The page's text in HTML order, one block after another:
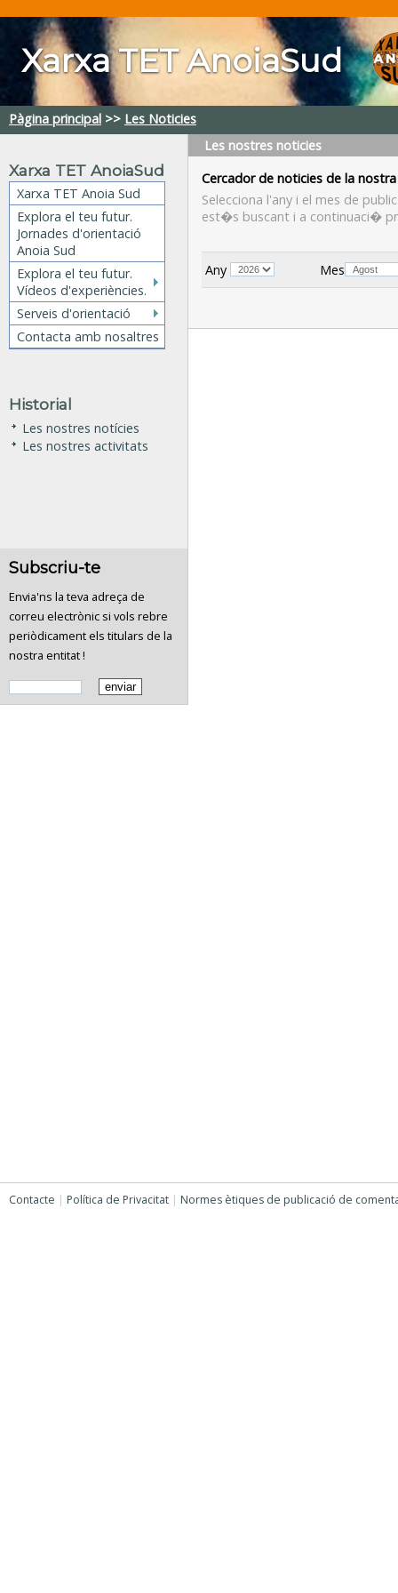
Xarxa TET AnoiaSud
Pàgina principal >> Les Noticies
Xarxa TET AnoiaSud
Xarxa TET Anoia Sud
Explora el teu futur.
Jornades d'orientació
Anoia Sud
Explora el teu futur.
Vídeos d'experiències.
Serveis d'orientació
Contacta amb nosaltres
Historial
Les nostres notícies
Les nostres activitats
Subscriu-te
Envia'ns la teva adreça de
correu electrònic si vols rebre
periòdicament els titulars de la
nostra entitat !
Les nostres noticies
Cercadorde noticies de la
Selecciona l'any i el mes de
est�s buscant i a continuaci�
Any Mes
Contacte | Política de Privacitat | Normes ètiques de publicació de